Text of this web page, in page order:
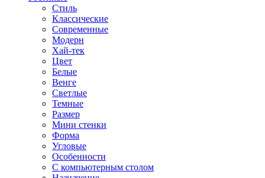
Стиль
Классические
Современные
Модерн
Хай-тек
Цвет
Белые
Венге
Светлые
Темные
Размер
Мини стенки
Форма
Угловые
Особенности
С компьютерным столом